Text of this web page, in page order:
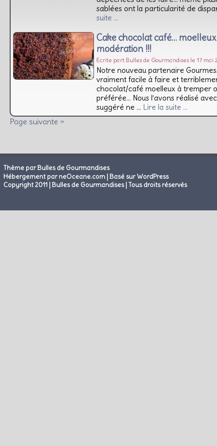
sablées ont la particularité de
suite …
Cake chocolat café…
modération !!!
Ecrite part Bulles de Gourmandises le 17 mai
Notre nouveau partenaire
vraiment facile à faire et
chocolat/café moelleux à tremper
préférée… Nous l’avons réalisé
suggéré ne … Lire la suite …
Page suivante »
Thème par Bulles de Gourmandises
Hébergement par neOceane.com |Basé sur WordPress
Copyright 2011 | Bulles de Gourmandises | Tous droits réservés